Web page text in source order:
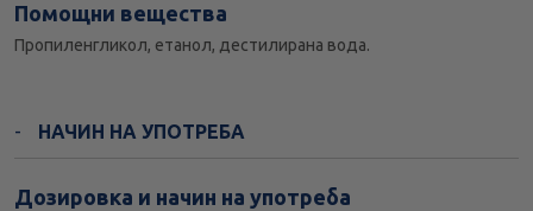
Помощни вещества
Пропиленгликол, етанол, дестилирана вода.
НАЧИН НА УПОТРЕБА
Дозировка и начин на употреба